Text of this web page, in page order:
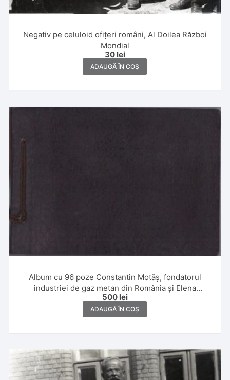
Negativ pe celuloid ofițeri români, Al Doilea Război
Mondial
30 lei
ADAUGĂ ÎN COȘ
Album cu 96 poze Constantin Motăș, fondatorul
industriei de gaz metan din România și Elena
Motăș,1930 și 1931, Banat, Ada Kaleh, Slănic, Poiana
Brașov și Italia
500 lei
ADAUGĂ ÎN COȘ